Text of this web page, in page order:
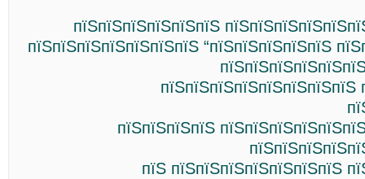
пїЅпїЅпїЅпїЅпїЅпїЅ
пїЅпїЅпїЅпїЅпїЅпїЅпїЅ “пїЅпїЅпїЅпїЅпїЅ
пїЅпїЅпїЅпїЅпїЅпїЅпїЅпїЅ
пїЅпїЅпїЅпїЅ
пїЅ пїЅпїЅпїЅпїЅпїЅпїЅпїЅ